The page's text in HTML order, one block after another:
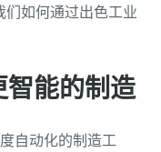
如何通过出色工业
能的制造
自动化的制造工